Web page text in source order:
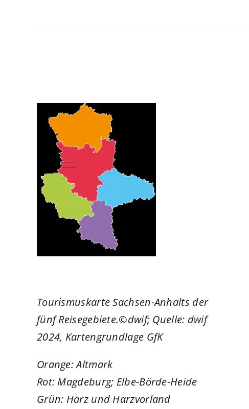
Tourismuskarte Sachsen-Anhalts der
fünf Reisegebiete.©dwif; Quelle: dwif
2024, Kartengrundlage GfK
Orange: Altmark
Rot: Magdeburg; Elbe-Börde-Heide
Grün: Harz und Harzvorland